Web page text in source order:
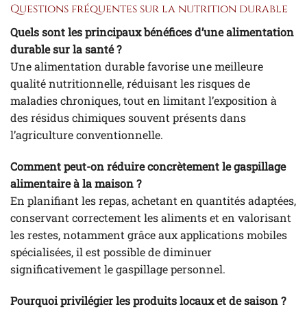
Questions fréquentes sur la nutrition durable
Quels sont les principaux bénéfices d’une alimentation
durable sur la santé ?
Une alimentation durable favorise une meilleure
qualité nutritionnelle, réduisant les risques de
maladies chroniques, tout en limitant l’exposition à
des résidus chimiques souvent présents dans
l’agriculture conventionnelle.
Comment peut-on réduire concrètement le gaspillage
alimentaire à la maison ?
En planifiant les repas, achetant en quantités adaptées,
conservant correctement les aliments et en valorisant
les restes, notamment grâce aux applications mobiles
spécialisées, il est possible de diminuer
significativement le gaspillage personnel.
Pourquoi privilégier les produits locaux et de saison ?